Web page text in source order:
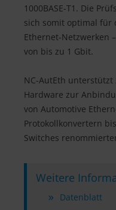
1000BASE-T1. Die
sich somit optimal für
Ethernet-Netzwerken
von bis zu 1 Gbit.
NC-AutEth
Hardware zur
von Automotive
Protokollkonvertern
Switches
Weitere
Datenblatt